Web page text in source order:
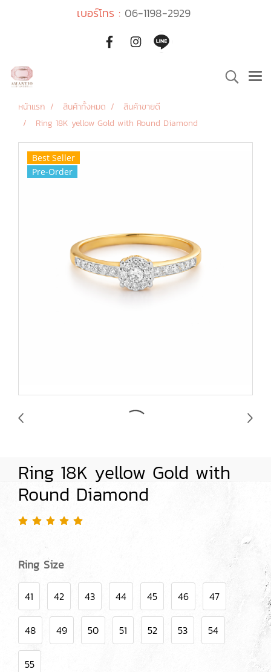
เบอร์โทร : 06-1198-2929
หน้าแรก สินค้าทั้งหมด
สินค้าขายดี
Ring 18K yellow Gold with Round Diamond
Best Seller
Pre-Order
Ring 18K yellow Gold with
Round Diamond
Ring Size
41 42 43 44 45 46 47
48 49 50 51 52 53 54
55